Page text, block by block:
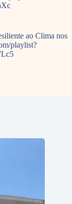
ao Clima nos
playlist?